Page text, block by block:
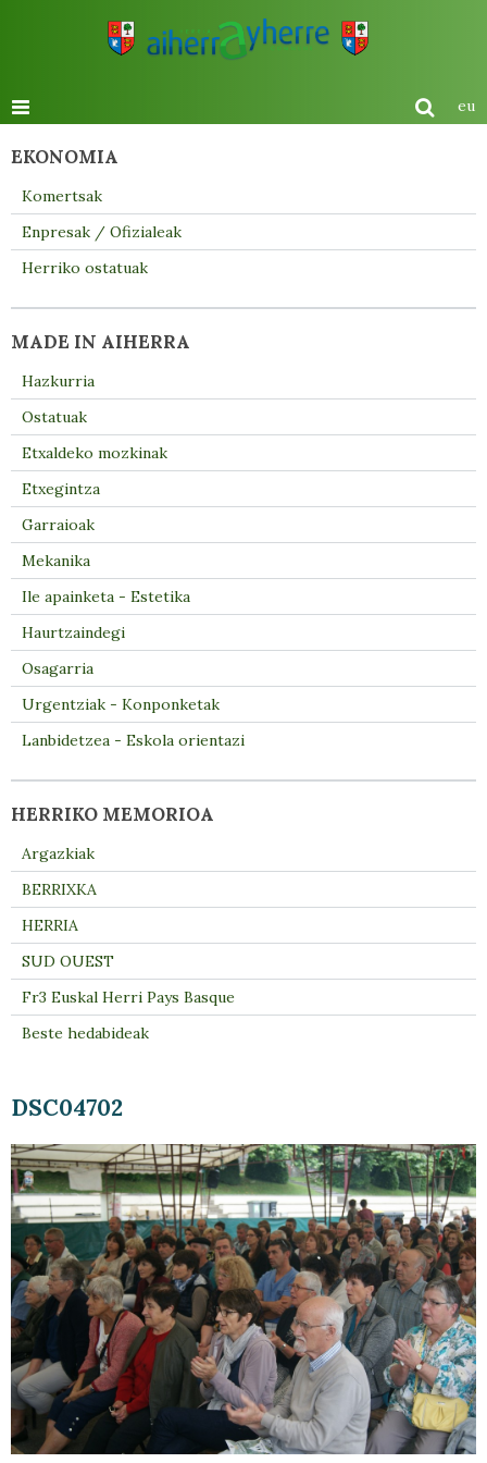
eu
DSC04702
EKONOMIA
Komertsak
Enpresak / Ofizialeak
Herriko ostatuak
MADE IN AIHERRA
Hazkurria
Ostatuak
Etxaldeko mozkinak
Etxegintza
Garraioak
Mekanika
Ile apainketa - Estetika
Haurtzaindegi
Osagarria
Urgentziak - Konponketak
Lanbidetzea - Eskola orientazi
HERRIKO MEMORIOA
Argazkiak
BERRIXKA
HERRIA
SUD OUEST
Fr3 Euskal Herri Pays Basque
Beste hedabideak